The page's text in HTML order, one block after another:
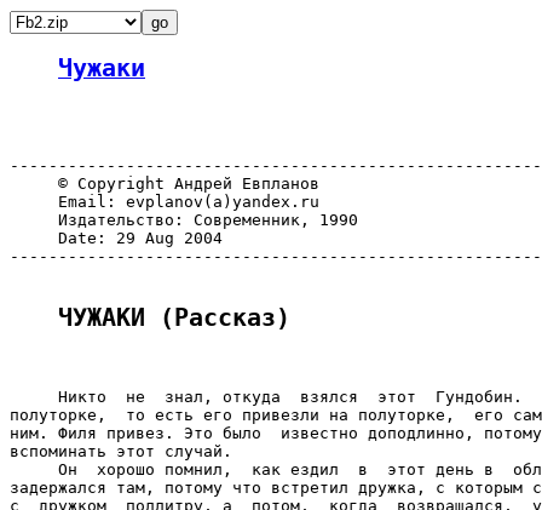
Чужаки
     © Copyright Андрей Евпланов
     Email: evplanov(а)yandex.ru
     Издательство: Современник, 1990
     Date: 29 Aug 2004
ЧУЖАКИ (Рассказ)